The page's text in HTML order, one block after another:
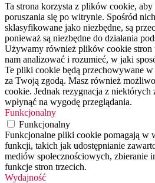
Ta strona korzysta z plików cookie,
poruszania się po witrynie. Spośród
sklasyfikowane jako niezbędne, są
ponieważ są niezbędne do działania
Używamy również plików cookie stron
nam analizować i rozumieć, w jaki
Te pliki cookie będą przechowywane
za Twoją zgodą. Masz również
cookie. Jednak rezygnacja z
wpłynąć na wygodę przeglądania.
Funkcjonalny
Funkcjonalny
Funkcjonalne pliki cookie pomagają w
funkcji, takich jak udostępnianie
mediów społecznościowych, zbieranie
funkcje stron trzecich.
Wydajność